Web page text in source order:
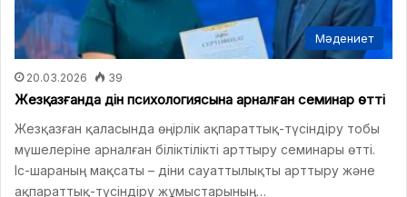
Мәдениет
20.03.2026 39
Жезқазғанда дін психологиясына арналған семинар өтті
Жезқазған қаласында өңірлік ақпараттық-түсіндіру тобы
мүшелеріне арналған біліктілікті арттыру семинары өтті.
Іс-шараның мақсаты – діни сауаттылықты арттыру және
ақпараттық-түсіндіру жұмыстарының…